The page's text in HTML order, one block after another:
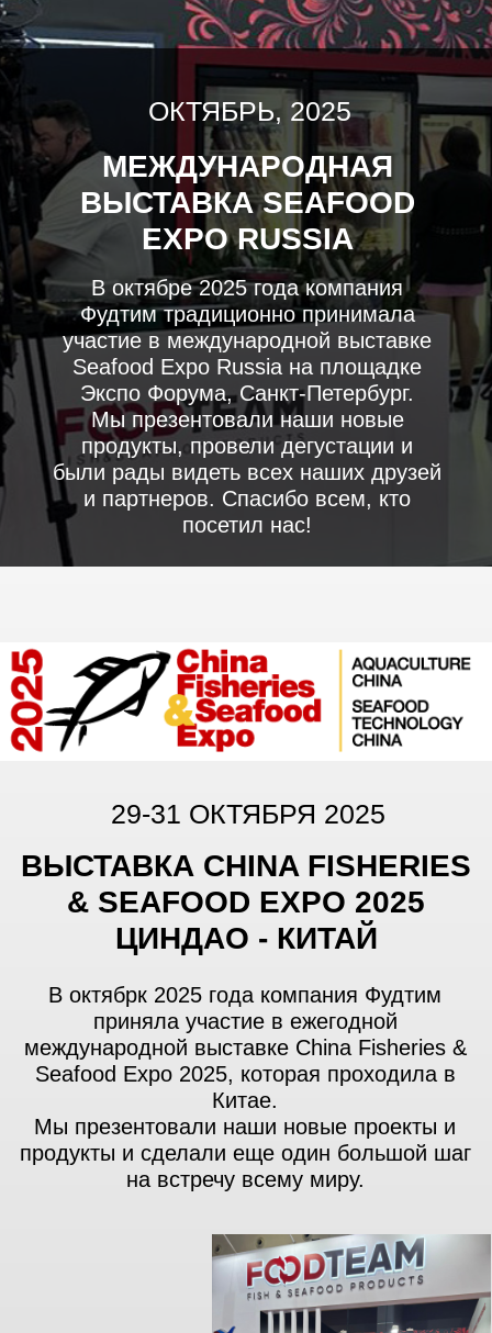
В октябре 2025 года компания
Фудтим традиционно принимала
участие в международной выставке
Seafood Expo Russia на площадке
Экспо Форума, Санкт-Петербург.
Мы презентовали наши новые
продукты, провели дегустации и
были рады видеть всех наших друзей
и партнеров. Спасибо всем, кто
посетил нас!
ВЫСТАВКА СHINA FISHERIES
& SEAFOOD EXPO 2025
ЦИНДАО - КИТАЙ
В октябрк 2025 года компания Фудтим
приняла участие в ежегодной
международной выставке China Fisheries &
Seafood Expo 2025, которая проходила в
на встречу всему миру.
29-31 ОКТЯБРЯ 2025
21 октября 2025 года единая
окружная конкурсная комиссия
Всероссийской премии «Экспортёр
года» определила победителей
Всероссийской премии «Экспортер
года» —
России.
"Фуд Тим" заняла третье место!